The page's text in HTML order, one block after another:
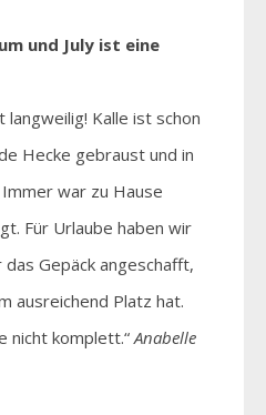
und July ist eine
langweilig! Kalle ist schon
Hecke gebraust und in
war zu Hause
Für Urlaube haben wir
Gepäck angeschafft,
ausreichend Platz hat.
nicht komplett.“Anabelle